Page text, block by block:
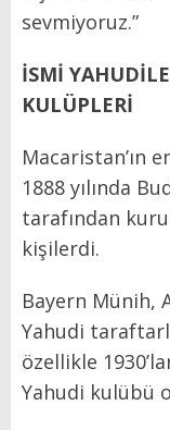
sevmiyoruz.”
İSMİ
KULÜPLERİ
Macaristan’ın
1888 yılında
tarafından
kişilerdi.
Bayern Münih,
Yahudi
özellikle
Yahudi kulübü